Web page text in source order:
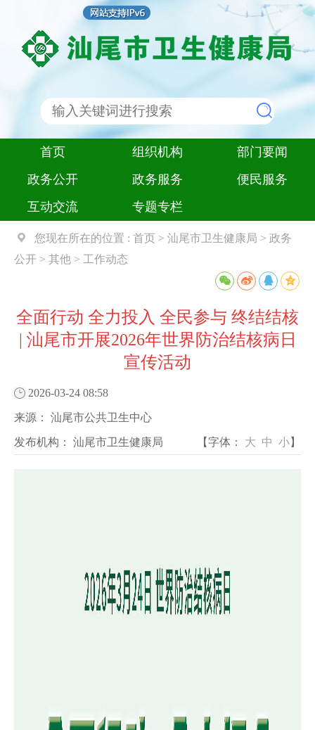
首页 组织机构
部门要闻
政务公开
政务服务
便民服务
互动交流
专题专栏
您现在所在的位置 : 首页 > 汕尾市卫生健康局 > 政务
公开 > 其他 > 工作动态
全面行动 全力投入 全民参与 终结结核
| 汕尾市开展2026年世界防治结核病日
宣传活动
2026-03-24 08:58
来源： 汕尾市公共卫生中心
发布机构： 汕尾市卫生健康局 【字体： 大 中 小】